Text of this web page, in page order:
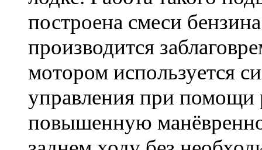
построена смеси
производится
мотором используется
управления при помощи
повышенную